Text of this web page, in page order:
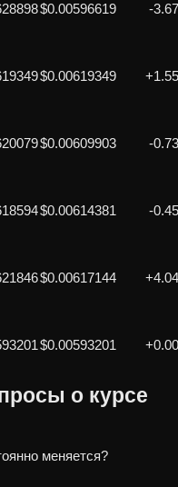
$0.00596619 -
$0.00619349
$0.00609903 -
$0.00614381 -
$0.00617144
$0.00593201
о курсе
меняется?